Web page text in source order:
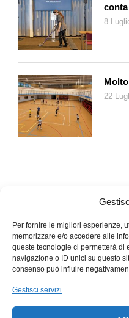
Per fornire le migliori esperienze,
memorizzare e/o accedere alle
queste tecnologie ci permetterà di
navigazione o ID unici su questo
consenso può influire
Gestisci servizi
conta
8
22